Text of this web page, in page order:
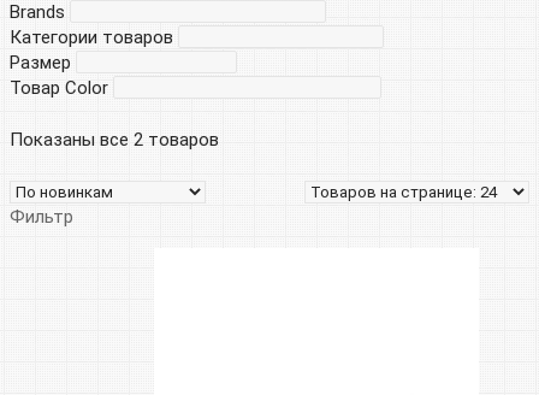
Brands
Категории товаров
Размер
Товар Color
Показаны все 2 товаров
Фильтр